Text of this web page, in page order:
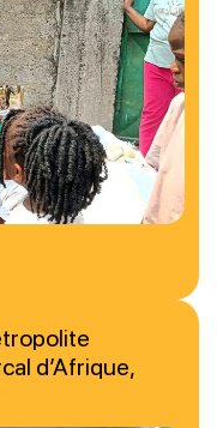
d’Afrique,